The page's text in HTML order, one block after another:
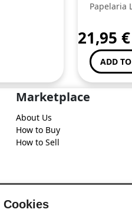
Papelaria
21,95 €
ADD
Marketplace
About Us
How to Buy
How to Sell
Cookies